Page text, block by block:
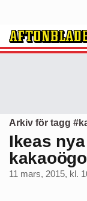
Arkiv för tagg
Ikeas
11 mars, 2015, kl.